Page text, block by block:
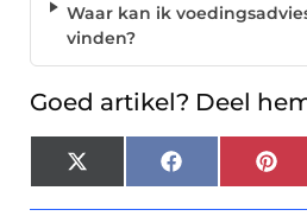
Waar kan ik
vinden?
Goed artikel? Deel
X
(Twitter)
Facebook